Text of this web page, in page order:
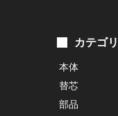
カテゴ
本体
替芯
部品